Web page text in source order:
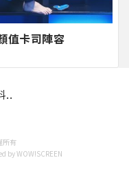
值卡司陣容
..
所有
by WOW!SCREEN